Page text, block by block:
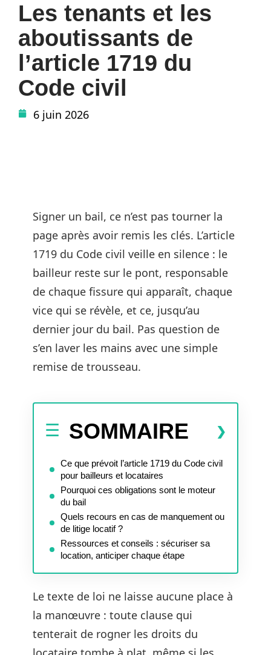
Les tenants et les
aboutissants de
l’article 1719 du
Code civil
6 juin 2026
Signer un bail, ce n’est pas tourner la
page après avoir remis les clés. L’article
1719 du Code civil veille en silence : le
bailleur reste sur le pont, responsable
de chaque fissure qui apparaît, chaque
vice qui se révèle, et ce, jusqu’au
dernier jour du bail. Pas question de
s’en laver les mains avec une simple
remise de trousseau.
SOMMAIRE
Ce que prévoit l’article 1719 du Code civil
pour bailleurs et locataires
Pourquoi ces obligations sont le moteur
du bail
Quels recours en cas de manquement ou
de litige locatif ?
Ressources et conseils : sécuriser sa
location, anticiper chaque étape
Le texte de loi ne laisse aucune place à
la manœuvre : toute clause qui
tenterait de rogner les droits du